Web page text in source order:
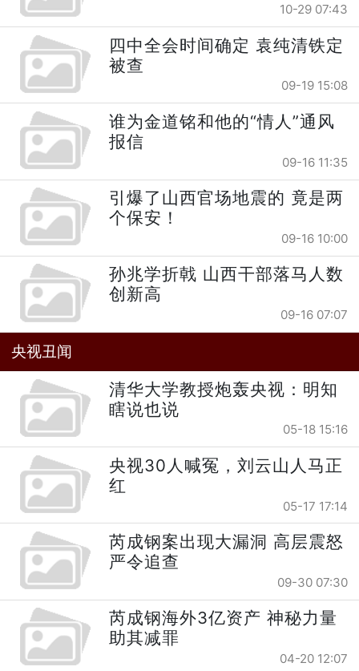
10-29 07:43
四中全会时间确定 袁纯清铁定
被查
09-19 15:08
谁为金道铭和他的“情人”通风
报信
09-16 11:35
引爆了山西官场地震的 竟是两
个保安！
09-16 10:00
孙兆学折戟 山西干部落马人数
创新高
09-16 07:07
央视丑闻
清华大学教授炮轰央视：明知
瞎说也说
05-18 15:16
央视30人喊冤，刘云山人马正
红
05-17 17:14
芮成钢案出现大漏洞 高层震怒
严令追查
09-30 07:30
芮成钢海外3亿资产 神秘力量
助其减罪
04-20 12:07